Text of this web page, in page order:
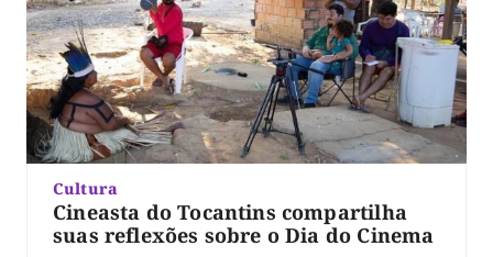
Cultura
Cineasta do Tocantins compartilha
suas reflexões sobre o Dia do Cinema